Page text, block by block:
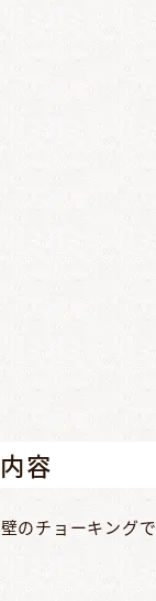
容
のチョーキングで